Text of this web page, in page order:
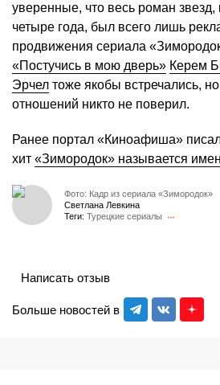
уверенные, что весь роман
четыре года, был всего лишь
продвижения сериала
«Постучись в мою дверь» Керем
Эрчел тоже якобы встречались,
отношений никто не поверил.
Ранее портал «Киноафиша»
хит «Зимородок» называется
Фото: Кадр из сериала «Зимородок»
Светлана Левкина
Теги: Турецкие сериалы
Больше новостей в
Написать отзыв